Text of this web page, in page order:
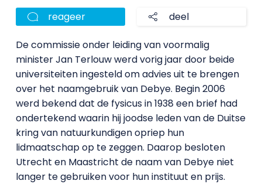
reageer deel
De commissie onder leiding van voormalig
minister Jan Terlouw werd vorig jaar door beide
universiteiten ingesteld om advies uit te brengen
over het naamgebruik van Debye. Begin 2006
werd bekend dat de fysicus in 1938 een brief had
ondertekend waarin hij joodse leden van de Duitse
kring van natuurkundigen opriep hun
lidmaatschap op te zeggen. Daarop besloten
Utrecht en Maastricht de naam van Debye niet
langer te gebruiken voor hun instituut en prijs.